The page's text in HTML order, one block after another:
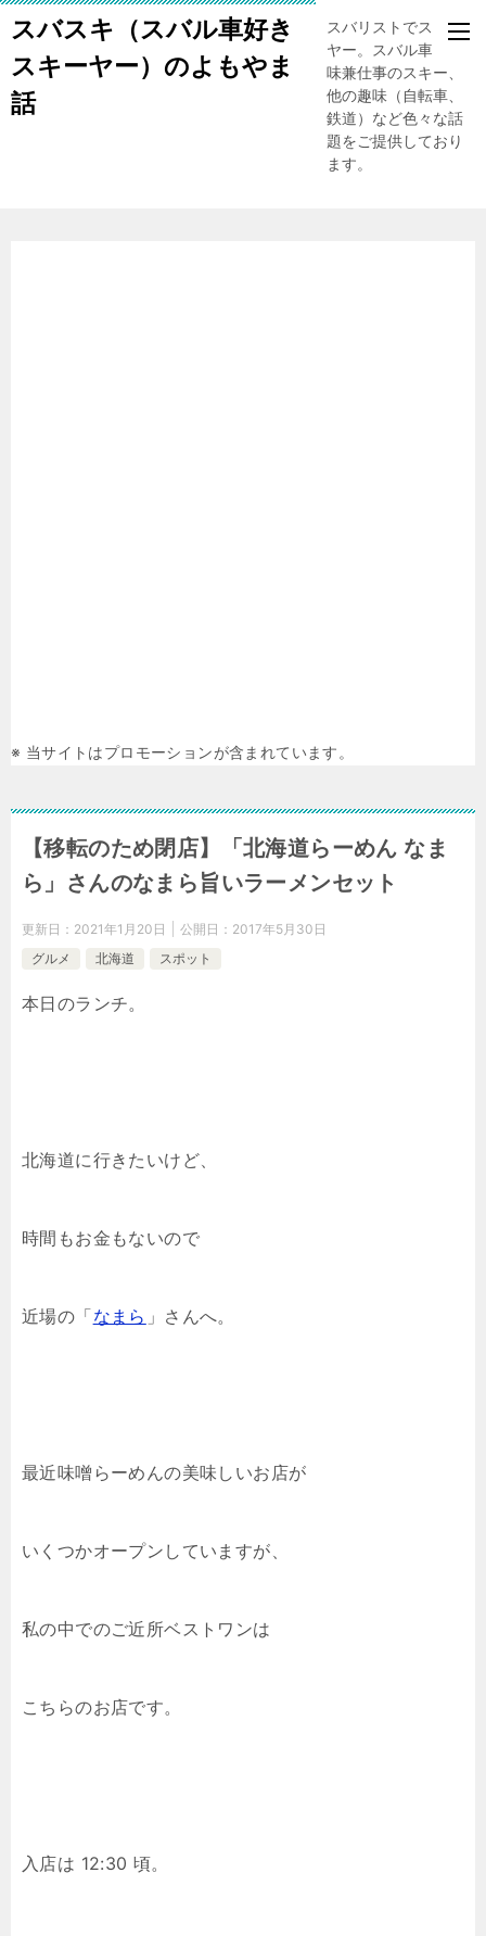
スバスキ（スバル車好き
スキーヤー）のよもやま
話
スバリストでスキー
ヤー。スバル車、趣
味兼仕事のスキー、
他の趣味（自転車、
鉄道）など色々な話
題をご提供しており
ます。
※ 当サイトはプロモーションが含まれています。
【移転のため閉店】「北海道らーめん なま
ら」さんのなまら旨いラーメンセット
更新日： 2021年1月20日 公開日： 2017年5月30日
グルメ
北海道 スポット
本日のランチ。
北海道に行きたいけど、
時間もお金もないので
近場の「なまら 」さんへ。
最近味噌らーめんの美味しいお店が
いくつかオープンしていますが、
私の中でのご近所ベストワンは
こちらのお店です。
入店は 12:30 頃。